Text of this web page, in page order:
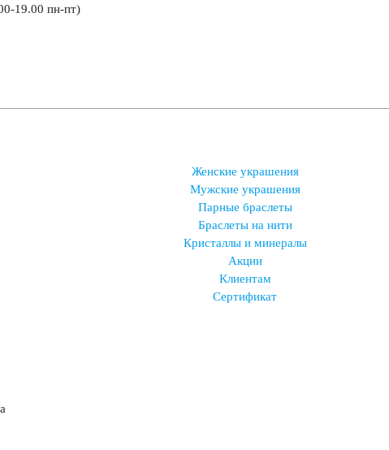
19.00 пн-пт)
Женские украшения
Мужские украшения
Парные браслеты
Браслеты на нити
Кристаллы и минералы
Акции
Клиентам
Сертификат